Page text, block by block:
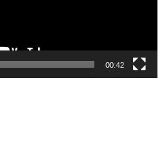
00:42